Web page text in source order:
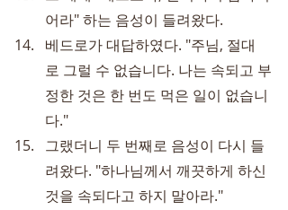
어라" 하는 음성이 들려왔다.
베드로가 대답하였다. "주님, 절대
로 그럴 수 없습니다. 나는 속되고 부
정한 것은 한 번도 먹은 일이 없습니
다."
그랬더니 두 번째로 음성이 다시 들
려왔다. "하나님께서 깨끗하게 하신
것을 속되다고 하지 말아라."